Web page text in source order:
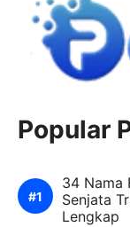
Popular
34 Nama
Senjata
Lengkap